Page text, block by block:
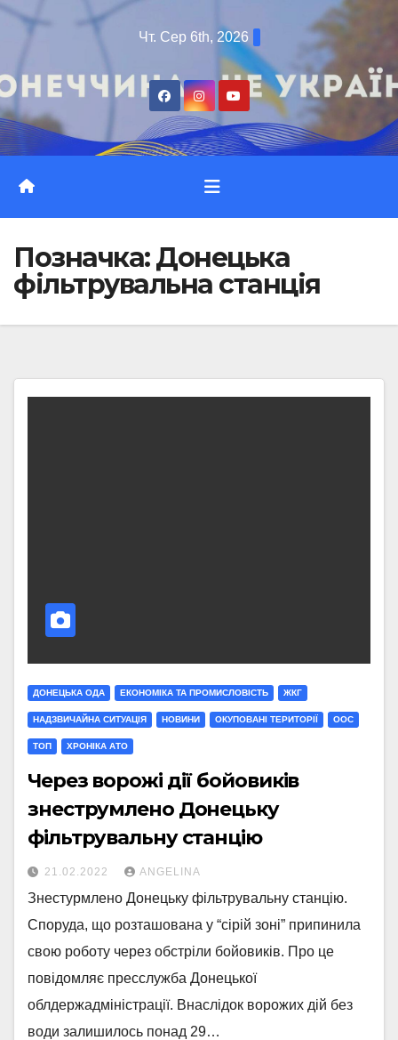
Перейти
Чт. Сер 6th, 2026
Позначка:Донецька
фільтрувальна станція
ДОНЕЦЬКА ОДА ЕКОНОМІКА ТА ПРОМИСЛОВІСТЬ ЖКГ
НАДЗВИЧАЙНА СИТУАЦІЯ НОВИНИ ОКУПОВАНІ ТЕРИТОРІЇ ООС
ТОП ХРОНІКА АТО
Через ворожі дії бойовиків
знеструмлено Донецьку
фільтрувальну станцію
21.02.2022 ANGELINA
Знестурмлено Донецьку фільтрувальну станцію.
Споруда, що розташована у “сірій зоні” припинила
свою роботу через обстріли бойовиків. Про це
повідомляє пресслужба Донецької
облдержадміністрації. Внаслідок ворожих дій без
води залишилось понад 29…